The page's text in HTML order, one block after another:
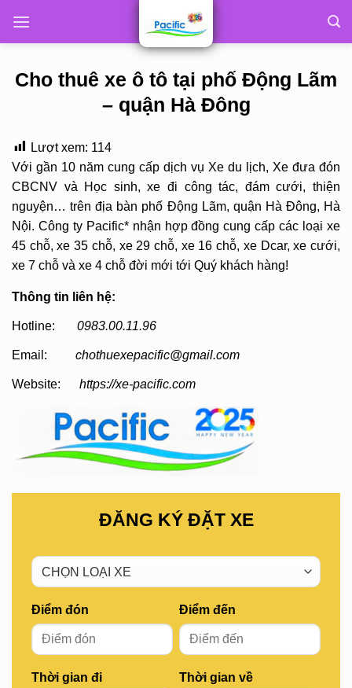
Cho thuê xe ô tô tại phố Động Lãm
– quận Hà Đông
Lượt xem: 114
Với gần 10 năm cung cấp dịch vụ Xe du lịch, Xe đưa đón
CBCNV và Học sinh, xe đi công tác, đám cưới, thiện
nguyện… trên địa bàn phố Động Lãm, quận Hà Đông, Hà
Nội. Công ty Pacific* nhận hợp đồng cung cấp các loại xe
45 chỗ, xe 35 chỗ, xe 29 chỗ, xe 16 chỗ, xe Dcar, xe cưới,
xe 7 chỗ và xe 4 chỗ đời mới tới Quý khách hàng!
Thông tin liên hệ:
Hotline: 0983.00.11.96
Email: chothuexepacific@gmail.com
Website: https://xe-pacific.com
ĐĂNG KÝ ĐẶT XE
Điểm đón
Thời gian đi
Điểm đến
Thời gian về